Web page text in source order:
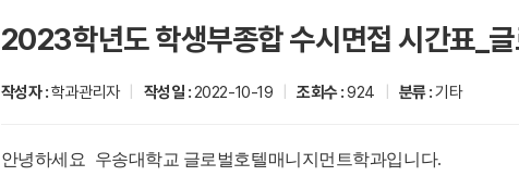
2023학년도 학생부종합 수시면접 시간표_
작성자 :학과관리자 작성일 :2022-10-19 조회수 :924 분류 :기타
안녕하세요 우송대학교 글로벌호텔매니지먼트학과입니다.